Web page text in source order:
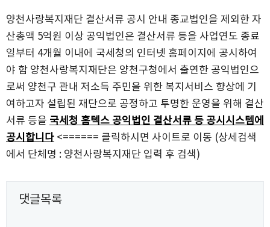
양천사랑복지재단 결산서류 공시 안내 종교법인을 제외한 자
산총액 5억원 이상 공익법인은 결산서류 등을 사업연도 종료
일부터 4개월 이내에 국세청의 인터넷 홈페이지에 공시하여
야 함 양천사랑복지재단은 양천구청에서 출연한 공익법인으
로써 양천구 관내 저소득 주민을 위한 복지서비스 향상에 기
여하고자 설립된 재단으로 공정하고 투명한 운영을 위해 결산
서류 등을 국세청 홈텍스 공익법인 결산서류 등 공시시스템에
공시합니다 <====== 클릭하시면 사이트로 이동 (상세검색
에서 단체명 : 양천사랑복지재단 입력 후 검색)
댓글목록